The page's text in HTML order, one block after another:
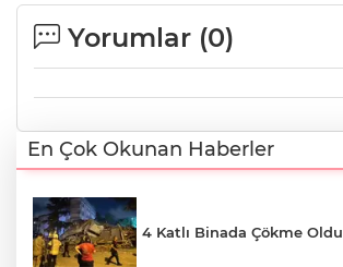
Yorumlar (0)
En Çok Okunan Haberler
4 Katlı Binada Çökme Oldu